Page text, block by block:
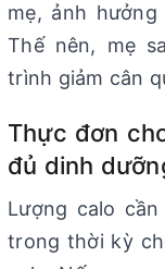
mẹ, ảnh
Thế nên, mẹ
trình giảm cân
Thực đơn
đủ dinh
Lượng calo
trong thời kỳ